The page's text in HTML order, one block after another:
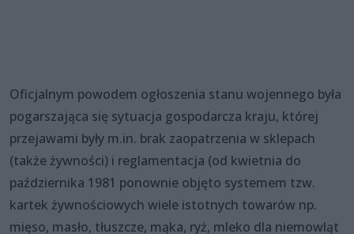
Oficjalnym powodem ogłoszenia stanu wojennego była
pogarszająca się sytuacja gospodarcza kraju, której
przejawami były m.in. brak zaopatrzenia w sklepach
(także żywności) i reglamentacja (od kwietnia do
października 1981 ponownie objęto systemem tzw.
kartek żywnościowych wiele istotnych towarów np.
mięso, masło, tłuszcze, mąka, ryż, mleko dla niemowląt